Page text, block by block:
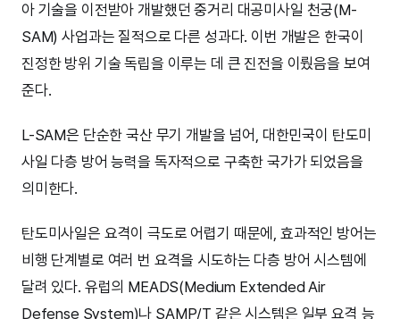
아 기술을 이전받아 개발했던 중거리 대공미사일 천궁(M-
SAM) 사업과는 질적으로 다른 성과다. 이번 개발은 한국이
진정한 방위 기술 독립을 이루는 데 큰 진전을 이뤘음을 보여
준다.
L-SAM은 단순한 국산 무기 개발을 넘어, 대한민국이 탄도미
사일 다층 방어 능력을 독자적으로 구축한 국가가 되었음을
의미한다.
탄도미사일은 요격이 극도로 어렵기 때문에, 효과적인 방어는
비행 단계별로 여러 번 요격을 시도하는 다층 방어 시스템에
달려 있다. 유럽의 MEADS(Medium Extended Air
Defense System)나 SAMP/T 같은 시스템은 일부 요격 능